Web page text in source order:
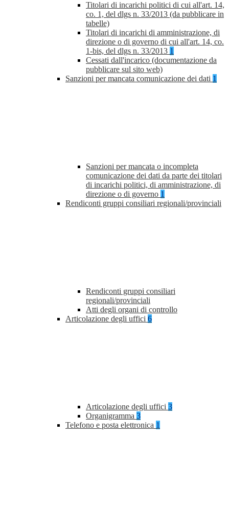
Titolari di incarichi politici di cui all'art. 14,
co. 1, del dlgs n. 33/2013 (da pubblicare in
tabelle)
Titolari di incarichi di amministrazione, di
direzione o di governo di cui all'art. 14, co.
1-bis, del dlgs n. 33/2013 1
Cessati dall'incarico (documentazione da
pubblicare sul sito web)
Sanzioni per mancata comunicazione dei dati 1
Sanzioni per mancata o incompleta
comunicazione dei dati da parte dei titolari
di incarichi politici, di amministrazione, di
direzione o di governo 1
Rendiconti gruppi consiliari regionali/provinciali
Rendiconti gruppi consiliari
regionali/provinciali
Atti degli organi di controllo
Articolazione degli uffici 6
Articolazione degli uffici 3
Organigramma 3
Telefono e posta elettronica 1